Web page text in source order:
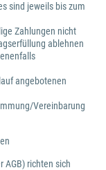
sind jeweils bis zum
Zahlungen nicht
ablehnen
angebotenen
Vereinbarung
AGB) richten sich